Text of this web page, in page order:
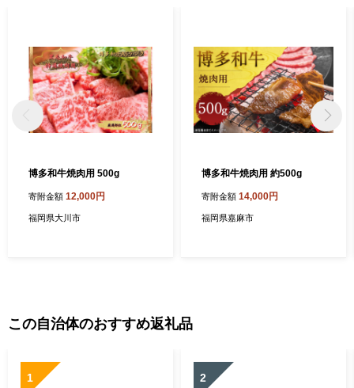
博多和牛焼肉用 500g
寄附金額 12,000円
福岡県大川市
博多和牛焼肉用 約500g
寄附金額 14,000円
福岡県嘉麻市
この自治体のおすすめ返礼品
1 2